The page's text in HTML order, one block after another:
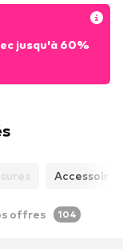
jusqu'à 60%
Accessoires
offres 104